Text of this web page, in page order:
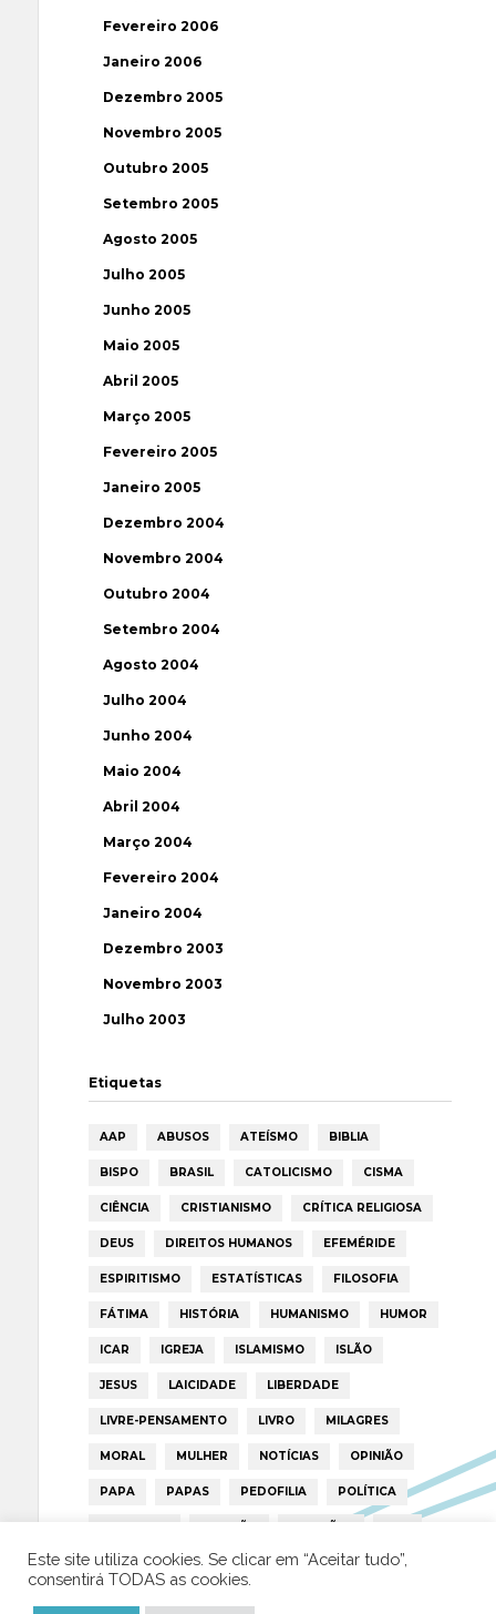
Fevereiro 2006
Janeiro 2006
Dezembro 2005
Novembro 2005
Outubro 2005
Setembro 2005
Agosto 2005
Julho 2005
Junho 2005
Maio 2005
Abril 2005
Março 2005
Fevereiro 2005
Janeiro 2005
Dezembro 2004
Novembro 2004
Outubro 2004
Setembro 2004
Agosto 2004
Julho 2004
Junho 2004
Maio 2004
Abril 2004
Março 2004
Fevereiro 2004
Janeiro 2004
Dezembro 2003
Novembro 2003
Julho 2003
Etiquetas
AAP ABUSOS ATEÍSMO BIBLIA
BISPO BRASIL CATOLICISMO CISMA
CIÊNCIA CRISTIANISMO CRÍTICA RELIGIOSA
DEUS DIREITOS HUMANOS EFEMÉRIDE
ESPIRITISMO ESTATÍSTICAS FILOSOFIA
FÁTIMA HISTÓRIA HUMANISMO HUMOR
ICAR IGREJA ISLAMISMO ISLÃO
JESUS LAICIDADE LIBERDADE
LIVRE-PENSAMENTO LIVRO MILAGRES
MORAL MULHER NOTÍCIAS OPINIÃO
PAPA PAPAS PEDOFILIA POLÍTICA
PORTUGAL RELIGIÃO RELIGIÕES RTP
TRUMP VATICANO
Este site utiliza cookies. Se clicar em “Aceitar tudo”,
consentirá TODAS as cookies.